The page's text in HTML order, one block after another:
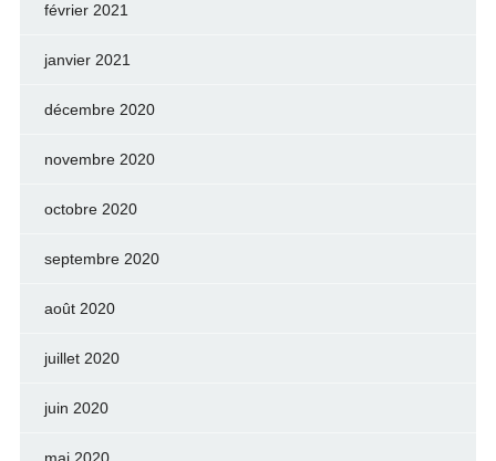
février 2021
janvier 2021
décembre 2020
novembre 2020
octobre 2020
septembre 2020
août 2020
juillet 2020
juin 2020